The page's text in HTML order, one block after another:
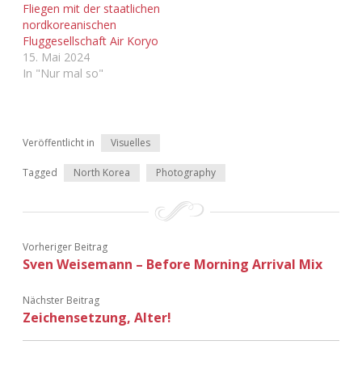
Fliegen mit der staatlichen
nordkoreanischen
Fluggesellschaft Air Koryo
15. Mai 2024
In "Nur mal so"
Veröffentlicht in Visuelles
Tagged North Korea Photography
Vorheriger Beitrag
Sven Weisemann – Before Morning Arrival Mix
Nächster Beitrag
Zeichensetzung, Alter!